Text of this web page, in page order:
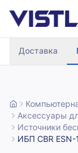
Доставка
Аксессуары
Источники
ИБП CBR ESN-